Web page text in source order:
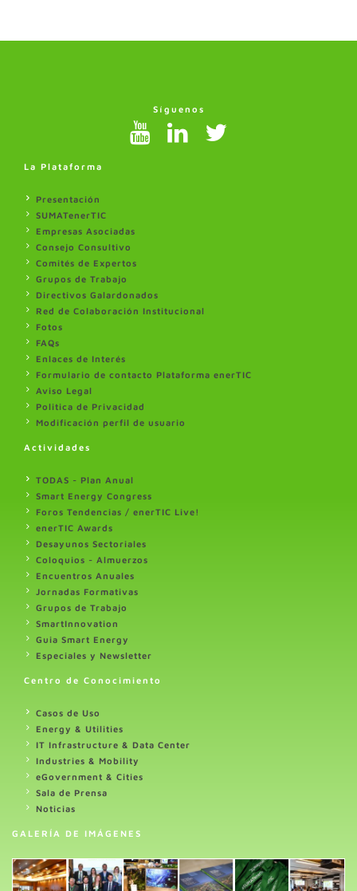
Síguenos
La Plataforma
Presentación
SUMATenerTIC
Empresas Asociadas
Consejo Consultivo
Comités de Expertos
Grupos de Trabajo
Directivos Galardonados
Red de Colaboración Institucional
Fotos
FAQs
Enlaces de Interés
Formulario de contacto Plataforma enerTIC
Aviso Legal
Politica de Privacidad
Modificación perfil de usuario
Actividades
TODAS - Plan Anual
Smart Energy Congress
Foros Tendencias / enerTIC Live!
enerTIC Awards
Desayunos Sectoriales
Coloquios - Almuerzos
Encuentros Anuales
Jornadas Formativas
Grupos de Trabajo
SmartInnovation
Guia Smart Energy
Especiales y Newsletter
Centro de Conocimiento
Casos de Uso
Energy & Utilities
IT Infrastructure & Data Center
Industries & Mobility
eGovernment & Cities
Sala de Prensa
Noticias
GALERÍA DE IMÁGENES